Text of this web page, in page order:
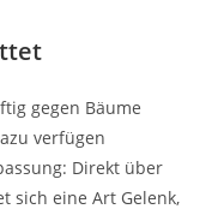
gegen Bäume
verfügen
Direkt über
sich eine Art Gelenk,